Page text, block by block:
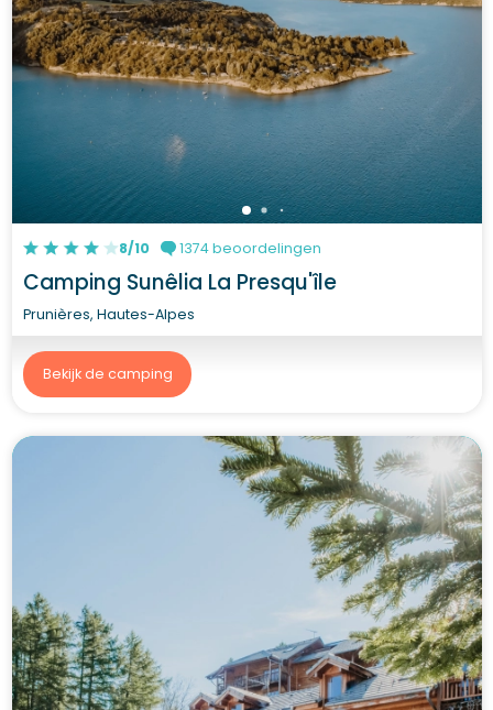
8/10 1374 beoordelingen
Camping Sunêlia La Presqu'île
Prunières, Hautes-Alpes
Bekijk de camping